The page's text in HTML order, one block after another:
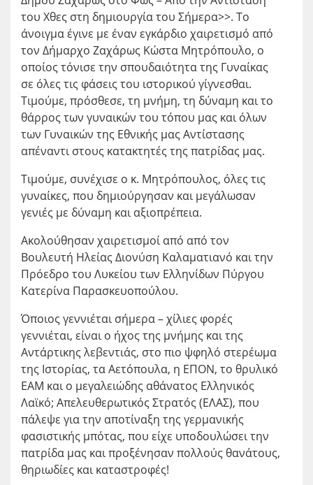
του Χθες στη δημιουργία του Σήμερα>>. Το
άνοιγμα έγινε με έναν εγκάρδιο χαιρετισμό από
τον Δήμαρχο Ζαχάρως Κώστα Μητρόπουλο, ο
οποίος τόνισε την σπουδαιότητα της Γυναίκας
σε όλες τις φάσεις του ιστορικού γίγνεσθαι.
Τιμούμε, πρόσθεσε, τη μνήμη, τη δύναμη και το
θάρρος των γυναικών του τόπου μας και όλων
των Γυναικών της Εθνικής μας Αντίστασης
απέναντι στους κατακτητές της πατρίδας μας.
Τιμούμε, συνέχισε ο κ. Μητρόπουλος, όλες τις
γυναίκες, που δημιούργησαν και μεγάλωσαν
γενιές με δύναμη και αξιοπρέπεια.
Ακολούθησαν χαιρετισμοί από από τον
Βουλευτή Ηλείας Διονύση Καλαματιανό και την
Πρόεδρο του Λυκείου των Ελληνίδων Πύργου
Κατερίνα Παρασκευοπούλου.
Όποιος γεννιέται σήμερα – χίλιες φορές
γεννιέται, είναι ο ήχος της μνήμης και της
Αντάρτικης λεβεντιάς, στο πιο ψφηλό στερέωμα
της Ιστορίας, τα Αετόπουλα, η ΕΠΟΝ, το θρυλικό
ΕΑΜ και ο μεγαλειώδης αθάνατος Ελληνικός
Λαϊκό; Απελευθερωτικός Στρατός (ΕΛΑΣ), που
πάλεψε για την αποτίναξη της γερμανικής
φασιστικής μπότας, που είχε υποδουλώσει την
πατρίδα μας και προξένησαν πολλούς θανάτους,
θηριωδίες και καταστροφές!